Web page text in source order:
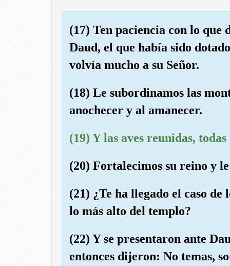
(17) Ten paciencia con lo
Daud, el que había sido
volvía mucho a su Señor.
(18) Le subordinamos las
anochecer y al amanecer.
(19) Y las aves reunidas,
(20) Fortalecimos su reino y
(21) ¿Te ha llegado el caso
lo más alto del templo?
(22) Y se presentaron ante
entonces dijeron: No temas,